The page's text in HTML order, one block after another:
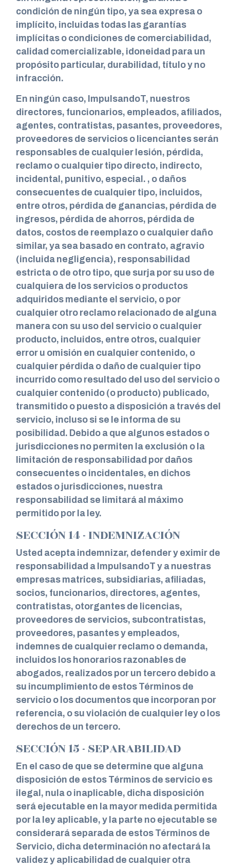
condición de ningún tipo, ya sea expresa o
implícito, incluidas todas las garantías
implícitas o condiciones de comerciabilidad,
calidad comercializable, idoneidad para un
propósito particular, durabilidad, título y no
infracción.
En ningún caso, ImpulsandoT, nuestros
directores, funcionarios, empleados, afiliados,
agentes, contratistas, pasantes, proveedores,
proveedores de servicios o licenciantes serán
responsables de cualquier lesión, pérdida,
reclamo o cualquier tipo directo, indirecto,
incidental, punitivo, especial. , o daños
consecuentes de cualquier tipo, incluidos,
entre otros, pérdida de ganancias, pérdida de
ingresos, pérdida de ahorros, pérdida de
datos, costos de reemplazo o cualquier daño
similar, ya sea basado en contrato, agravio
(incluida negligencia), responsabilidad
estricta o de otro tipo, que surja por su uso de
cualquiera de los servicios o productos
adquiridos mediante el servicio, o por
cualquier otro reclamo relacionado de alguna
manera con su uso del servicio o cualquier
producto, incluidos, entre otros, cualquier
error u omisión en cualquier contenido, o
cualquier pérdida o daño de cualquier tipo
incurrido como resultado del uso del servicio o
cualquier contenido (o producto) publicado,
transmitido o puesto a disposición a través del
servicio, incluso si se le informa de su
posibilidad. Debido a que algunos estados o
jurisdicciones no permiten la exclusión o la
limitación de responsabilidad por daños
consecuentes o incidentales, en dichos
estados o jurisdicciones, nuestra
responsabilidad se limitará al máximo
permitido por la ley.
SECCIÓN 14 - INDEMNIZACIÓN
Usted acepta indemnizar, defender y eximir de
responsabilidad a ImpulsandoT y a nuestras
empresas matrices, subsidiarias, afiliadas,
socios, funcionarios, directores, agentes,
contratistas, otorgantes de licencias,
proveedores de servicios, subcontratistas,
proveedores, pasantes y empleados,
indemnes de cualquier reclamo o demanda,
incluidos los honorarios razonables de
abogados, realizados por un tercero debido a
su incumplimiento de estos Términos de
servicio o los documentos que incorporan por
referencia, o su violación de cualquier ley o los
derechos de un tercero.
SECCIÓN 15 - SEPARABILIDAD
En el caso de que se determine que alguna
disposición de estos Términos de servicio es
ilegal, nula o inaplicable, dicha disposición
será ejecutable en la mayor medida permitida
por la ley aplicable, y la parte no ejecutable se
considerará separada de estos Términos de
Servicio, dicha determinación no afectará la
validez y aplicabilidad de cualquier otra